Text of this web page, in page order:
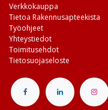
Verkkokauppa
Tietoa Rakennusapteekista
Työohjeet
Yhteystiedot
Toimitusehdot
Tietosuojaseloste